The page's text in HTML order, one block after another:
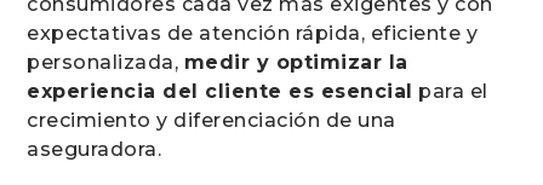
expectativas de atención rápida, eficiente y
personalizada, medir y optimizar la
experiencia del cliente es esencial para el
crecimiento y diferenciación de una
aseguradora.